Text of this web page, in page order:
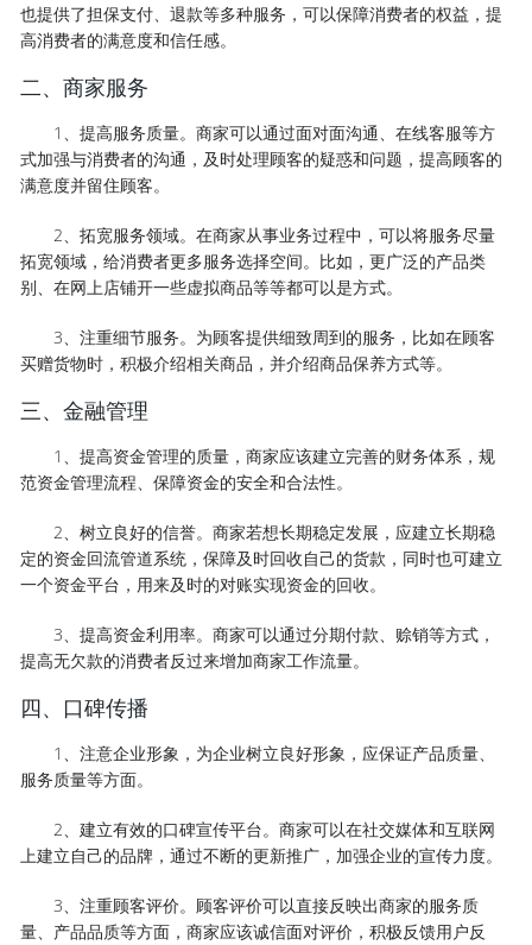
也提供了担保支付、退款等多种服务，可以保障消费者的权益，提
高消费者的满意度和信任感。
二、商家服务
1、提高服务质量。商家可以通过面对面沟通、在线客服等方
式加强与消费者的沟通，及时处理顾客的疑惑和问题，提高顾客的
满意度并留住顾客。
2、拓宽服务领域。在商家从事业务过程中，可以将服务尽量
拓宽领域，给消费者更多服务选择空间。比如，更广泛的产品类
别、在网上店铺开一些虚拟商品等等都可以是方式。
3、注重细节服务。为顾客提供细致周到的服务，比如在顾客
买赠货物时，积极介绍相关商品，并介绍商品保养方式等。
三、金融管理
1、提高资金管理的质量，商家应该建立完善的财务体系，规
范资金管理流程、保障资金的安全和合法性。
2、树立良好的信誉。商家若想长期稳定发展，应建立长期稳
定的资金回流管道系统，保障及时回收自己的货款，同时也可建立
一个资金平台，用来及时的对账实现资金的回收。
3、提高资金利用率。商家可以通过分期付款、赊销等方式，
提高无欠款的消费者反过来增加商家工作流量。
四、口碑传播
1、注意企业形象，为企业树立良好形象，应保证产品质量、
服务质量等方面。
2、建立有效的口碑宣传平台。商家可以在社交媒体和互联网
上建立自己的品牌，通过不断的更新推广，加强企业的宣传力度。
3、注重顾客评价。顾客评价可以直接反映出商家的服务质
量、产品品质等方面，商家应该诚信面对评价，积极反馈用户反